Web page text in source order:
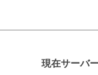
現在サーバ